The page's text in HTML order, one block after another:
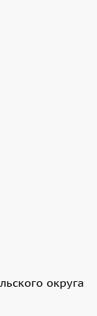
округа